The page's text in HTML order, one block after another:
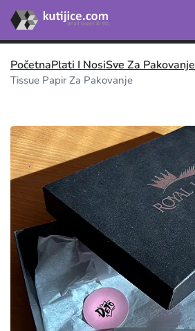
PočetnaPlati I NosiSve Za Pakovanje
Tissue Papir Za Pakovanje